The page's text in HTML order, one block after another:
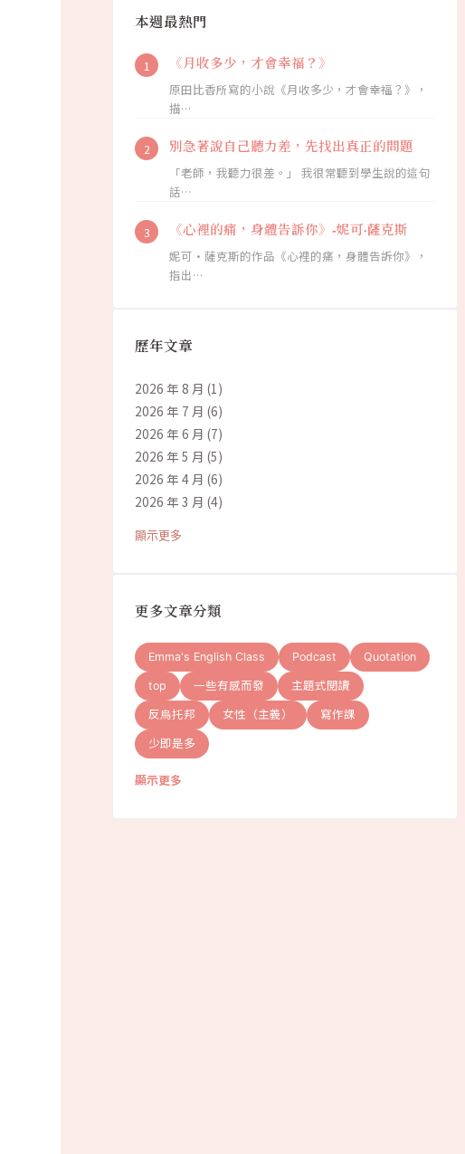
本週最熱門
《月收多少，才會幸福？》
原田比香所寫的小說《月收多少，才會幸福？》，
描…
別急著說自己聽力差，先找出真正的問題
「老師，我聽力很差。」 我很常聽到學生說的這句
話…
《心裡的痛，身體告訴你》-妮可·薩克斯
妮可·薩克斯的作品《心裡的痛，身體告訴你》，
指出…
歷年文章
2026 年 8 月 (1)
2026 年 7 月 (6)
2026 年 6 月 (7)
2026 年 5 月 (5)
2026 年 4 月 (6)
2026 年 3 月 (4)
顯示更多
更多文章分類
Emma's English Class Podcast Quotation
top 一些有感而發 主題式閱讀
反烏托邦 女性（主義） 寫作課
少即是多
顯示更多